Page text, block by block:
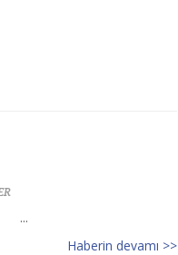
...
Haberin devamı >>